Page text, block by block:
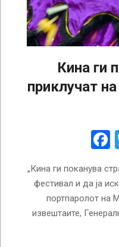
Кина ги
приклучат
„Кина ги поканува
фестивал и да ја
портпаролот на
извештаите,